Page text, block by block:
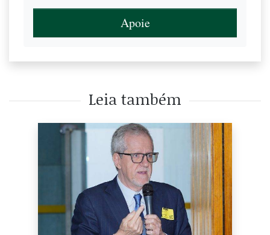
Apoie
Leia também